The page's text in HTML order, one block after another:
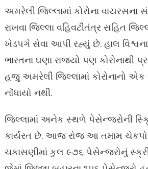
અમરેલી જિલ્લામાં કોરોના
રાખવા જિલ્લા વહિવટીતંત્ર સહિત
ખેડપગે સેવા આપી રહ્યું છે. હાલ
ભારતના ઘણા રાજ્યો પણ કોરોનાથી
હજુ અમરેલી જિલ્લામાં કોરોનાનો
નોંધાયો નથી.
જિલ્લામાં અનેક સ્થળે પેસેન્જરોની
કાર્યરત છે. આજ રોજ આ તમામ
ચકાસણીમાં કુલ ૯૭૬ પેસેન્જરોનું